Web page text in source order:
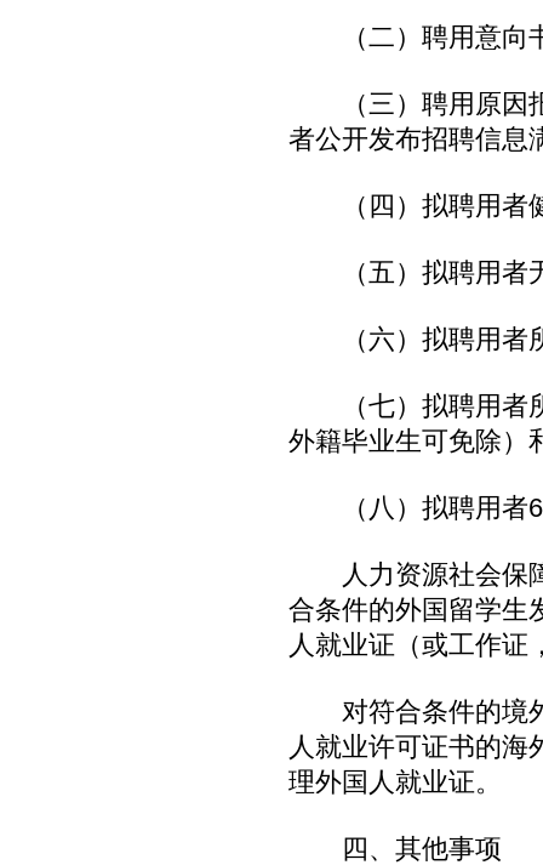
（二）聘用意向
（三）聘用原因报
者公开发布招聘信息
（四）拟聘用者
（五）拟聘用者
（六）拟聘用者所
（七）拟聘用者所
外籍毕业生可免除）
（八）拟聘用者6
人力资源社会保障
合条件的外国留学生
人就业证（或工作证
对符合条件的境外
人就业许可证书的海
理外国人就业证。
四、其他事项